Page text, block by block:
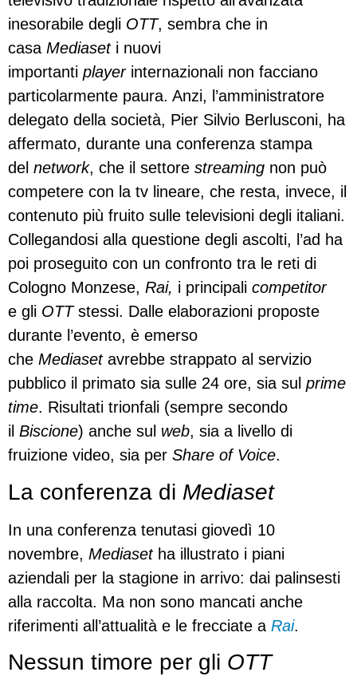
inesorabile degli OTT, sembra che in
casa Mediaset i nuovi
importanti player internazionali non facciano
particolarmente paura. Anzi, l’amministratore
delegato della società, Pier Silvio Berlusconi, ha
affermato, durante una conferenza stampa
del network, che il settore streaming non può
competere con la tv lineare, che resta, invece, il
contenuto più fruito sulle televisioni degli italiani.
Collegandosi alla questione degli ascolti, l’ad ha
poi proseguito con un confronto tra le reti di
Cologno Monzese, Rai, i principali competitor
e gli OTTstessi. Dalle elaborazioni proposte
durante l’evento, è emerso
che Mediaset avrebbe strappato al servizio
pubblico il primato sia sulle 24 ore, sia sul prime
time. Risultati trionfali (sempre secondo
il Biscione) anche sul web, sia a livello di
fruizione video, sia per Share of Voice.
La conferenza di Mediaset
In una conferenza tenutasi giovedì 10
novembre, Mediaset ha illustrato i piani
aziendali per la stagione in arrivo: dai palinsesti
alla raccolta. Ma non sono mancati anche
riferimenti all’attualità e le frecciate a Rai.
Nessun timore per gli OTT